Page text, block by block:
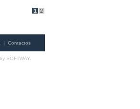
1 2
| Contactos
SOFTWAY.